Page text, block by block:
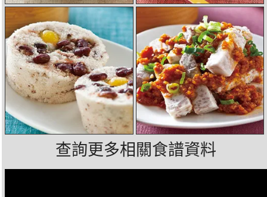
查詢更多相關食譜資料